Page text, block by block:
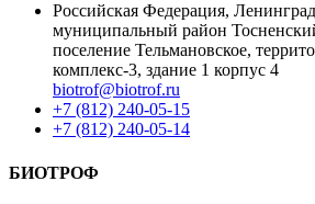
Российская Федерация,
муниципальный район
поселение Тельмановское,
комплекс-3, здание 1 корпус 4
biotrof@biotrof.ru
+7 (812) 240-05-15
+7 (812) 240-05-14
БИОТРОФ